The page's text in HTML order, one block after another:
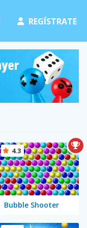
REGÍSTRATE
Bubble Shooter
4.3